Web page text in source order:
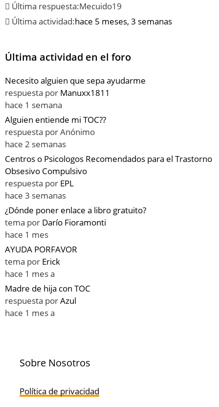
Última respuesta:Mecuido19
Última actividad:hace 5 meses, 3 semanas
Última actividad en el foro
Necesito alguien que sepa ayudarme
respuesta por Manuxx1811
hace 1 semana
Alguien entiende mi TOC??
respuesta porAnónimo
hace 2 semanas
Centros o Psicologos Recomendados para el Trastorno
Obsesivo Compulsivo
respuesta por EPL
hace 3 semanas
¿Dónde poner enlace a libro gratuito?
tema por Darío Fioramonti
hace 1 mes
AYUDA PORFAVOR
tema por Erick
hace 1 mes a
Madre de hija con TOC
respuesta porAzul
hace 1 mes a
Sobre Nosotros
Política de privacidad